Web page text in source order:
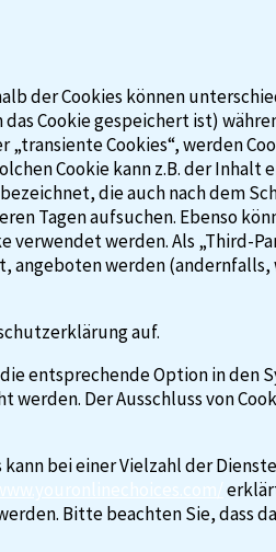
der Cookies können
Cookie gespeichert ist)
„transiente Cookies“, werden
Cookie kann z.B. der Inhalt
die auch nach dem
Tagen aufsuchen. Ebenso
werden. Als „Third-
werden (andernfalls,
auf.
entsprechende Option in den
Der Ausschluss von
bei einer Vielzahl der
Bitte beachten Sie, dass